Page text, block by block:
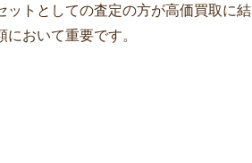
ットとしての査定の方が高価買取に結
おいて重要です。